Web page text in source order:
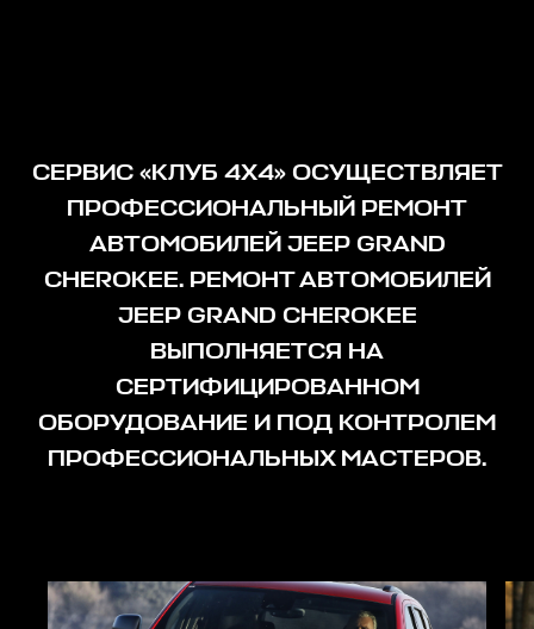
СЕРВИС «КЛУБ 4Х4» ОСУЩЕСТВЛЯЕТ
ПРОФЕССИОНАЛЬНЫЙ РЕМОНТ
АВТОМОБИЛЕЙ JEEP GRAND
CHEROKEE. РЕМОНТ АВТОМОБИЛЕЙ
JEEP GRAND CHEROKEE
ВЫПОЛНЯЕТСЯ НА
СЕРТИФИЦИРОВАННОМ
ОБОРУДОВАНИЕ И ПОД КОНТРОЛЕМ
ПРОФЕССИОНАЛЬНЫХ МАСТЕРОВ.